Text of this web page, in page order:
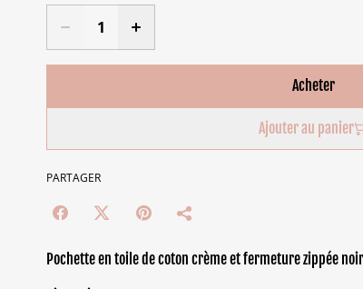
Acheter
Ajouter au panier
PARTAGER
Pochette en toile de coton crème et fermeture zippée